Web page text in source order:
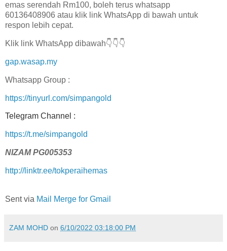
emas serendah Rm100, boleh terus whatsapp
60136408906 atau klik link WhatsApp di bawah untuk
respon lebih cepat.
Klik link WhatsApp dibawah👇👇👇
gap.wasap.my
Whatsapp Group :
https://tinyurl.com/simpangold
Telegram Channel :
https://t.me/simpangold
NIZAM PG005353
http://linktr.ee/tokperaihemas
Sent via Mail Merge for Gmail
ZAM MOHD on 6/10/2022 03:18:00 PM